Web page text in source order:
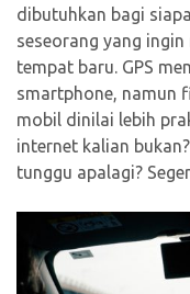
dibutuhkan bagi
seseorang yang
tempat baru. GPS
smartphone, namun
mobil dinilai lebih
internet kalian
tunggu apalagi?